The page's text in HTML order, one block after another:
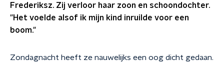
Frederiksz. Zij verloor haar zoon en schoondochter.
"Het voelde alsof ik mijn kind inruilde voor een
boom."
Zondagnacht heeft ze nauwelijks een oog dicht gedaan.